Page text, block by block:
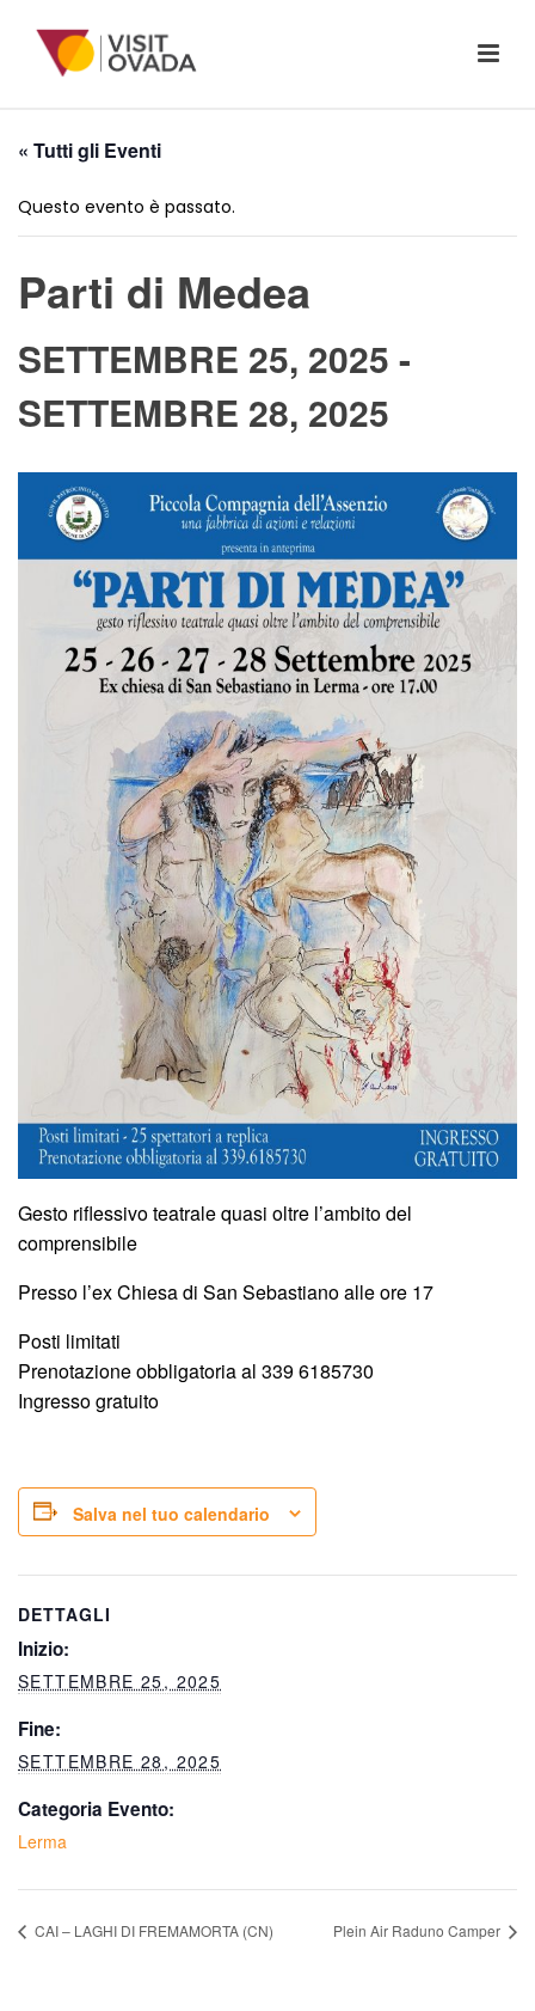
« Tutti gli Eventi
Questo evento è passato.
Parti di Medea
SETTEMBRE 25, 2025 -
SETTEMBRE 28, 2025
Gesto riflessivo teatrale quasi oltre l’ambito del
comprensibile
Presso l’ex Chiesa di San Sebastiano alle ore 17
Posti limitati
Prenotazione obbligatoria al 339 6185730
Ingresso gratuito
Salva nel tuo calendario
DETTAGLI
Inizio:
SETTEMBRE 25, 2025
Fine:
SETTEMBRE 28, 2025
Categoria Evento:
Lerma
CAI – LAGHI DI FREMAMORTA (CN) Plein Air Raduno Camper